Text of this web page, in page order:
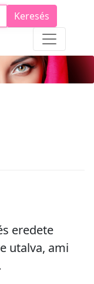
Keresés
eredete
utalva, ami